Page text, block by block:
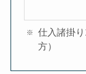
仕入諸掛
方）